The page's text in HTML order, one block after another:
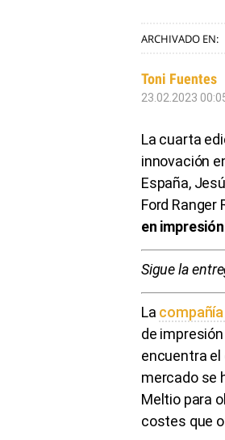
ARCHIVADO EN:
Toni Fuentes
23.02.2023
La cuarta
innovación
España,
Ford Ranger
en
Sigue la
La
de
encuentra el
mercado se
Meltio para
costes que